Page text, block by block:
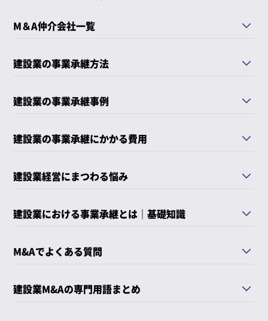
M＆A仲介会社一覧
建設業の事業承継方法
建設業の事業承継事例
建設業の事業承継にかかる費用
建設業経営にまつわる悩み
建設業における事業承継とは｜基礎知識
M&Aでよくある質問
建設業M&Aの専門用語まとめ